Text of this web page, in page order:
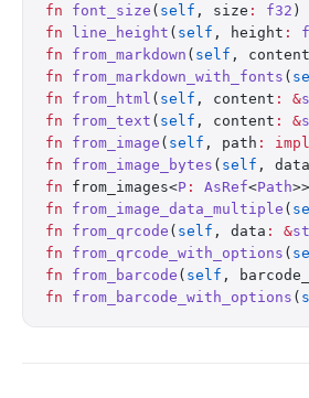
fn font_size ( self , size : f32 )
fn line_height ( self , height :
fn from_markdown ( self , content
fn from_markdown_with_fonts (
fn from_html ( self , content : &
fn from_text ( self , content : &
fn from_image ( self , path : impl
fn from_image_bytes ( self , data
fn from_images<P : AsRef<Path
fn from_image_data_multiple (
fn from_qrcode ( self , data : &
fn from_qrcode_with_options (
fn from_barcode ( self ,
fn from_barcode_with_options (